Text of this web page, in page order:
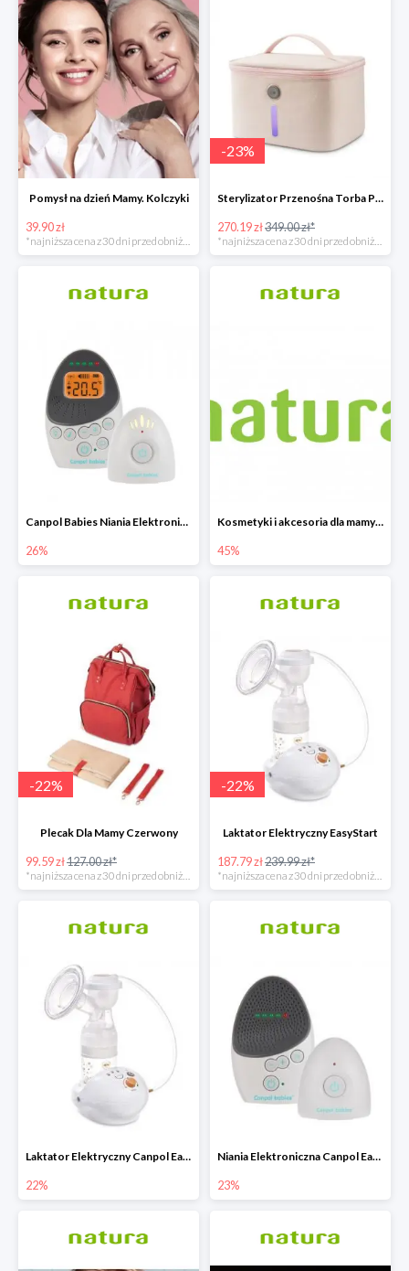
Pomysł na dzień Mamy. Kolczyki
39.90 zł
-23%
Sterylizator Przenośna Torba P26 Uvc Led
270.19 zł349.00 zł*
Canpol Babies Niania Elektroniczna Dwukierunkowa -26%
26%
Kosmetyki i akcesoria dla mamy i dziecka do -45%
45%
-22%
Plecak Dla Mamy Czerwony
99.59 zł127.00 zł*
-22%
Laktator Elektryczny EasyStart
187.79 zł239.99 zł*
Laktator Elektryczny Canpol Easy Start -22%
22%
Niania Elektroniczna Canpol EasyStart
23%